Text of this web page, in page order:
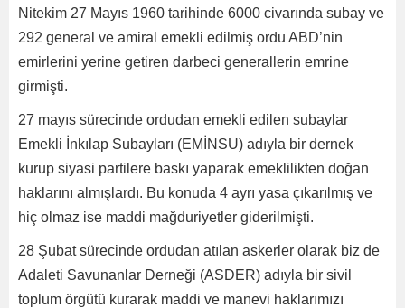
Nitekim 27 Mayıs 1960 tarihinde 6000 civarında subay ve
292 general ve amiral emekli edilmiş ordu ABD’nin
emirlerini yerine getiren darbeci generallerin emrine
girmişti.
27 mayıs sürecinde ordudan emekli edilen subaylar
Emekli İnkılap Subayları (EMİNSU) adıyla bir dernek
kurup siyasi partilere baskı yaparak emeklilikten doğan
haklarını almışlardı. Bu konuda 4 ayrı yasa çıkarılmış ve
hiç olmaz ise maddi mağduriyetler giderilmişti.
28 Şubat sürecinde ordudan atılan askerler olarak biz de
Adaleti Savunanlar Derneği (ASDER) adıyla bir sivil
toplum örgütü kurarak maddi ve manevi haklarımızı